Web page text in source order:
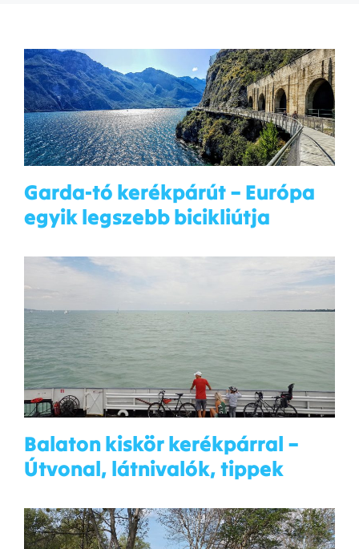
Garda-tó kerékpárút – Európa
egyik legszebb bicikliútja
Balaton kiskör kerékpárral –
Útvonal, látnivalók, tippek